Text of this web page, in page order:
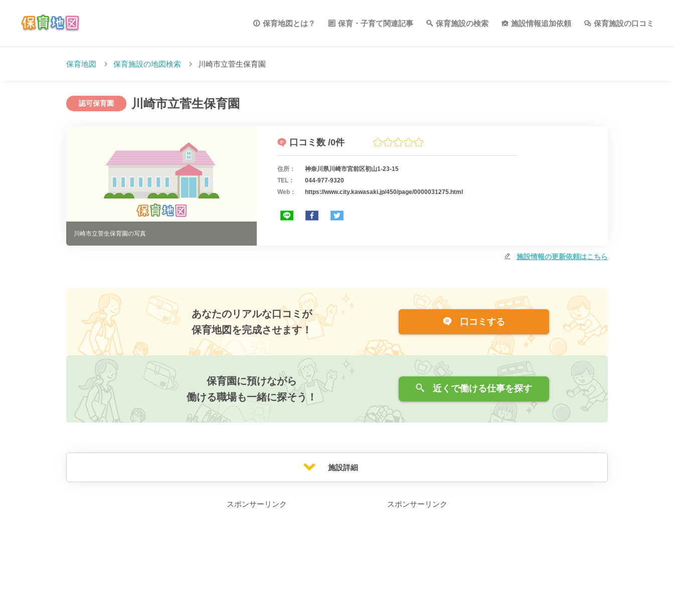
保育地図とは？ 保育・子育て関連記事 保育施設の検索 施設情報追加依頼 保育施設の口コミ
保育地図 保育施設の地図検索 川崎市立菅生保育園
認可保育園 川崎市立菅生保育園
川崎市立菅生保育園の写真
口コミ数 /0件
住所：
神奈川県川崎市宮前区初山1-23-15
TEL：
044-977-9320
Web：
https://www.city.kawasaki.jp/450/page/0000031275.html
施設情報の更新依頼はこちら
あなたのリアルな口コミが
保育地図を完成させます！
口コミする
保育園に預けながら
働ける職場も一緒に探そう！
近くで働ける仕事を探す
施設詳細
スポンサーリンク スポンサーリンク